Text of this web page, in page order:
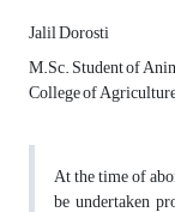
Jalil Dorosti
M.Sc. Student of
College of
At the time of
be undertaken